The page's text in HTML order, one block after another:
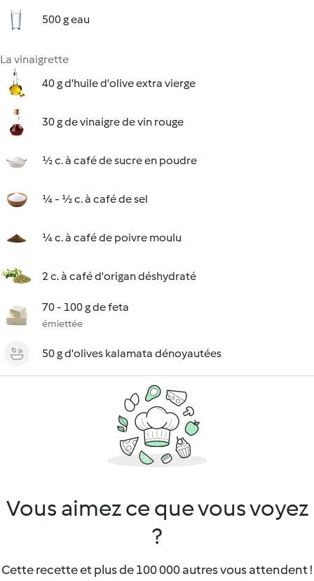
500 g eau
La vinaigrette
40 g d'huile d'olive extra vierge
30 g de vinaigre de vin rouge
½ c. à café de sucre en poudre
¼ - ½ c. à café de sel
¼ c. à café de poivre moulu
2 c. à café d'origan déshydraté
70 - 100 g de feta
émiettée
50 g d'olives kalamata dénoyautées
Vous aimez ce que vous voyez
?
Cette recette et plus de 100 000 autres vous attendent !